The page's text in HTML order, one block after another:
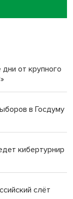
селе лошади
в топ-16
от крупного
в Госдуму
кибертурнир
слёт